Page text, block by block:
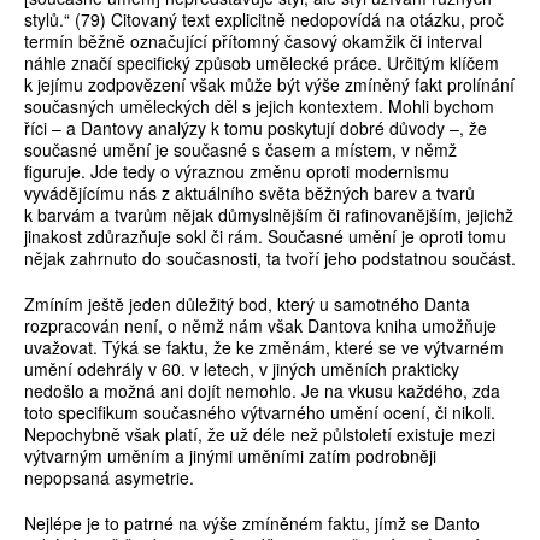
stylů.“ (79) Citovaný text explicitně nedopovídá na otázku, proč
termín běžně označující přítomný časový okamžik či interval
náhle značí specifický způsob umělecké práce. Určitým klíčem
k jejímu zodpovězení však může být výše zmíněný fakt prolínání
současných uměleckých děl s jejich kontextem. Mohli bychom
říci – a Dantovy analýzy k tomu poskytují dobré důvody –, že
současné umění je současné s časem a místem, v němž
figuruje. Jde tedy o výraznou změnu oproti modernismu
vyvádějícímu nás z aktuálního světa běžných barev a tvarů
k barvám a tvarům nějak důmyslnějším či rafinovanějším, jejichž
jinakost zdůrazňuje sokl či rám. Současné umění je oproti tomu
nějak zahrnuto do současnosti, ta tvoří jeho podstatnou součást.
Zmíním ještě jeden důležitý bod, který u samotného Danta
rozpracován není, o němž nám však Dantova kniha umožňuje
uvažovat. Týká se faktu, že ke změnám, které se ve výtvarném
umění odehrály v 60. v letech, v jiných uměních prakticky
nedošlo a možná ani dojít nemohlo. Je na vkusu každého, zda
toto specifikum současného výtvarného umění ocení, či nikoli.
Nepochybně však platí, že už déle než půlstoletí existuje mezi
výtvarným uměním a jinými uměními zatím podrobněji
nepopsaná asymetrie.
Nejlépe je to patrné na výše zmíněném faktu, jímž se Danto